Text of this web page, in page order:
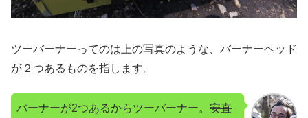
ツーバーナーってのは上の写真のような、バーナーヘッド
が２つあるものを指します。
バーナーが2つあるからツーバーナー。 安直